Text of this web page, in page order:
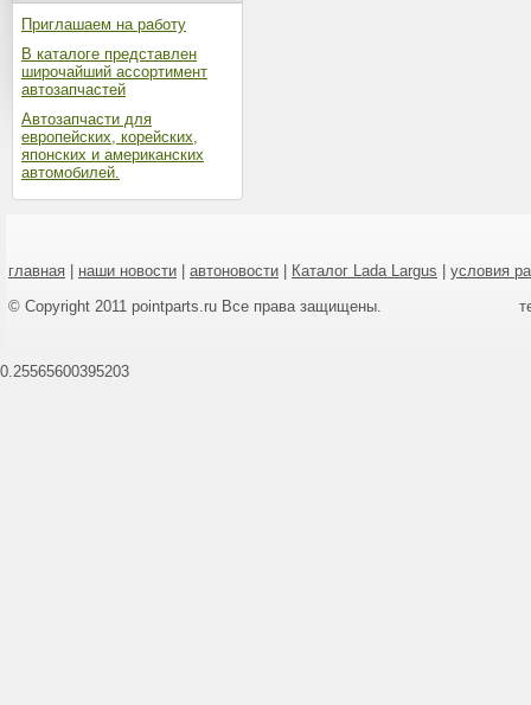
Приглашаем на работу
В каталоге представлен
широчайший ассортимент
автозапчастей
Автозапчасти для
европейских, корейских,
японских и американских
автомобилей.
главная наши новости автоновости Каталог Lada Largus
условия
© Copyright 2011 pointparts.ru Все права защищены.
0.25565600395203